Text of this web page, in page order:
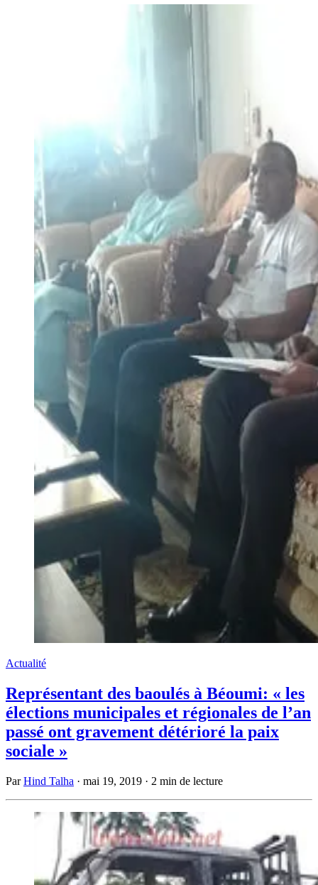
Actualité
Représentant des baoulés à Béoumi: « les
élections municipales et régionales de l’an
passé ont gravement détérioré la paix
sociale »
ParHind Talha · mai 19, 2019 · 2 min de lecture